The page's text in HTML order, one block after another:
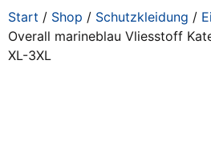
Start / Shop / Schutzkleidung /
Overall marineblau Vliesstoff
XL-3XL